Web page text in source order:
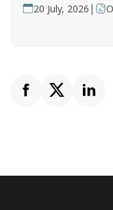
20 July, 2026 |